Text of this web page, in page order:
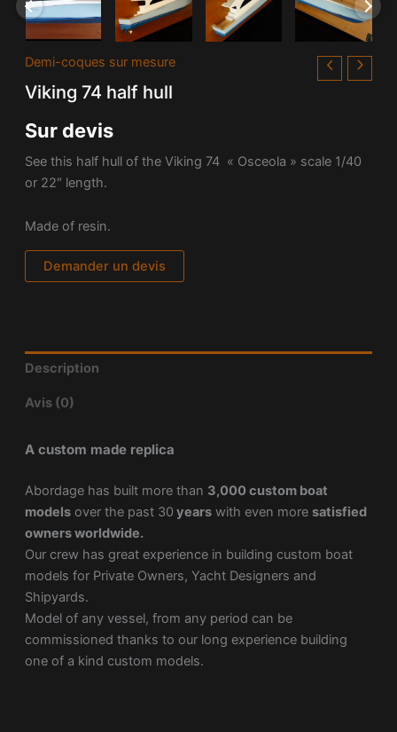
Demi-coques sur mesure
Viking 74 half hull
Sur devis
See this half hull of the Viking 74 « Osceola » scale 1/40
or 22″ length.
Made of resin.
Demander un devis
Description
Avis (0)
A custom made replica
Abordage has built more than 3,000 custom boat
modelsover the past 30 yearswith even more satisfied
owners worldwide.
Our crew has great experience in building custom boat
models for Private Owners, Yacht Designers and
Shipyards.
Model of any vessel, from any period can be
commissioned thanks to our long experience building
one of a kind custom models.